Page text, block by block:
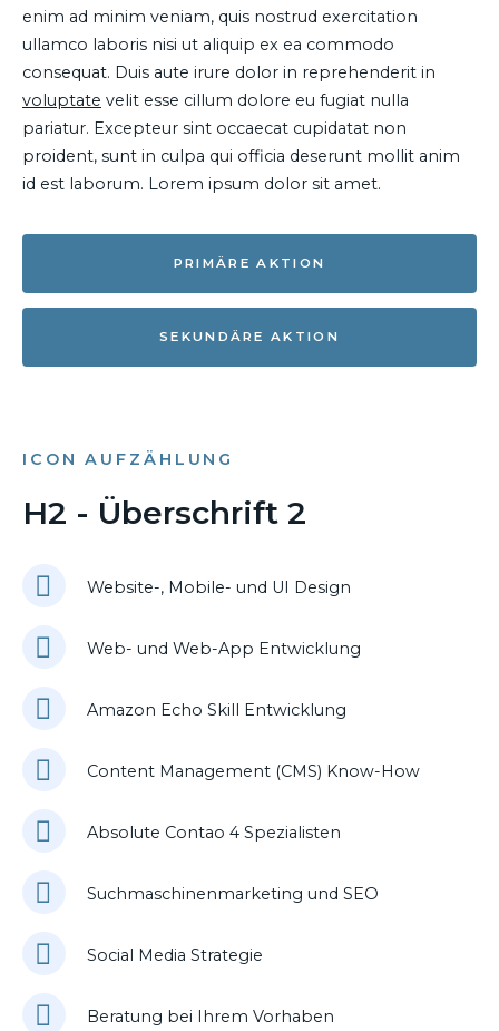
enim ad minim veniam, quis nostrud exercitation
ullamco laboris nisi ut aliquip ex ea commodo
consequat. Duis aute irure dolor in reprehenderit in
voluptate velit esse cillum dolore eu fugiat nulla
pariatur. Excepteur sint occaecat cupidatat non
proident, sunt in culpa qui officia deserunt mollit anim
id est laborum. Lorem ipsum dolor sit amet.
PRIMÄRE AKTION
SEKUNDÄRE AKTION
ICON AUFZÄHLUNG
H2 - Überschrift 2
Website-, Mobile- und UI Design
Web- und Web-App Entwicklung
Amazon Echo Skill Entwicklung
Content Management (CMS) Know-How
Absolute Contao 4 Spezialisten
Suchmaschinenmarketing und SEO
Social Media Strategie
Beratung bei Ihrem Vorhaben